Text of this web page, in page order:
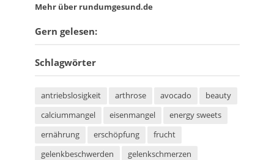
Mehr über rundumgesund.de
Gern gelesen:
Schlagwörter
antriebslosigkeit arthrose avocado
beauty
calciummangel
eisenmangel
energy sweets
ernährung
erschöpfung
frucht
gelenkbeschwerden
gelenkschmerzen